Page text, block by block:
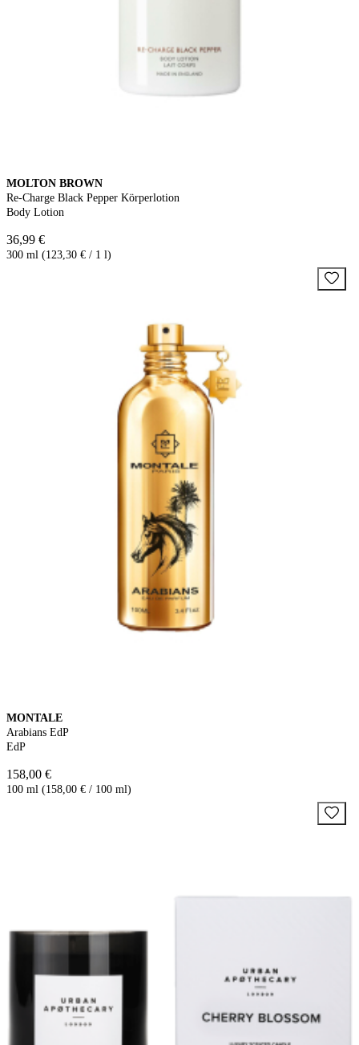
MOLTON BROWN
Re-Charge Black Pepper Körperlotion
Body Lotion
36,99 €
300 ml (123,30 € / 1 l)
MONTALE
Arabians EdP
EdP
158,00 €
100 ml (158,00 € / 100 ml)